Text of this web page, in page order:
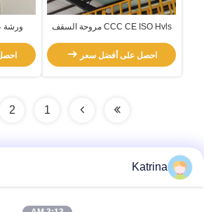
CCC CE ISO Hvls مروحة السقف
والمغنيسيوم
احصل على أفضل سعر
ورشة
1
2
Katrina